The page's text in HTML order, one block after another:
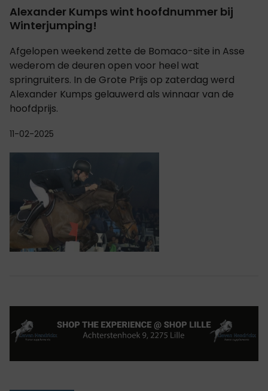
Alexander Kumps wint hoofdnummer bij
Winterjumping!
Afgelopen weekend zette de Bomaco-site in Asse
wederom de deuren open voor heel wat
springruiters. In de Grote Prijs op zaterdag werd
Alexander Kumps gelauwerd als winnaar van de
hoofdprijs.
11-02-2025